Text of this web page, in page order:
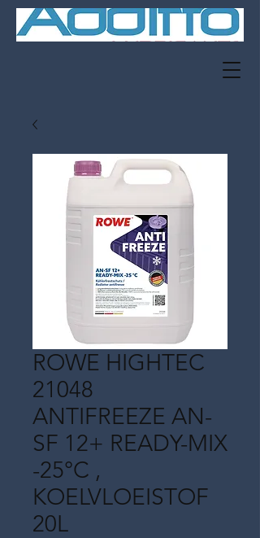
ROWE HIGHTEC
21048
ANTIFREEZE AN-
SF 12+ READY-MIX
-25°C ,
KOELVLOEISTOF
20L